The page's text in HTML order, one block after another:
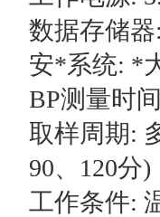
数据存储
安*系统: *
BP测量时
取样周期:
90、120分)
工作条件: